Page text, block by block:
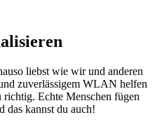
liebst wie wir und anderen
zuverlässigem WLAN helfen
richtig. Echte Menschen fügen
das kannst du auch!